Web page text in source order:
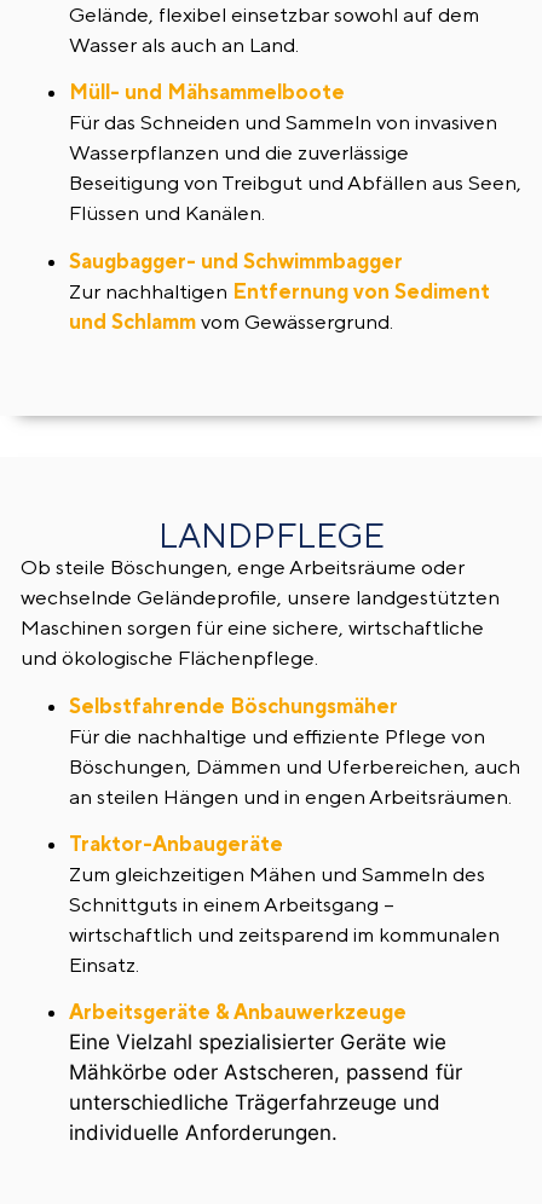
Gelände, flexibel einsetzbar sowohl auf dem
Wasser als auch an Land.
Müll- und Mähsammelboote
Für das Schneiden und Sammeln von invasiven
Wasserpflanzen und die zuverlässige
Beseitigung von Treibgut und Abfällen aus Seen,
Flüssen und Kanälen.
Saugbagger- und Schwimmbagger
Zur nachhaltigen Entfernung von Sediment
und Schlamm vom Gewässergrund.
LANDPFLEGE
Ob steile Böschungen, enge Arbeitsräume oder
wechselnde Geländeprofile, unsere landgestützten
Maschinen sorgen für eine sichere, wirtschaftliche
und ökologische Flächenpflege.
Selbstfahrende Böschungsmäher
Für die nachhaltige und effiziente Pflege von
Böschungen, Dämmen und Uferbereichen, auch
an steilen Hängen und in engen Arbeitsräumen.
Traktor-Anbaugeräte
Zum gleichzeitigen Mähen und Sammeln des
Schnittguts in einem Arbeitsgang –
wirtschaftlich und zeitsparend im kommunalen
Einsatz.
Arbeitsgeräte & Anbauwerkzeuge
Eine Vielzahl spezialisierter Geräte wie
Mähkörbe oder Astscheren, passend für
unterschiedliche Trägerfahrzeuge und
individuelle Anforderungen.